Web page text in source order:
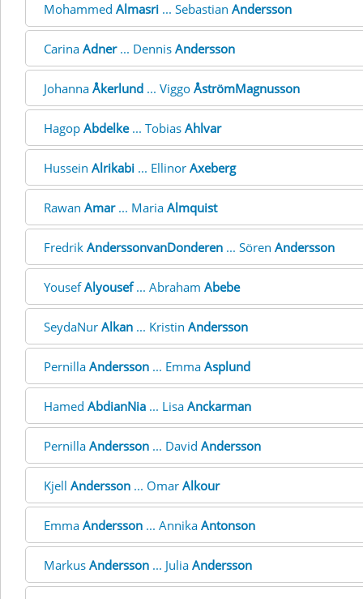
Mohammed Almasri ... Sebastian Andersson
Carina Adner... Dennis Andersson
Johanna Åkerlund ... Viggo ÅströmMagnusson
Hagop Abdelke... Tobias Ahlvar
Hussein Alrikabi ... Ellinor Axeberg
Rawan Amar... Maria Almquist
Fredrik AnderssonvanDonderen ... Sören Andersson
YousefAlyousef... Abraham Abebe
SeydaNur Alkan ... Kristin Andersson
Pernilla Andersson ... Emma Asplund
Hamed AbdianNia ... Lisa Anckarman
Pernilla Andersson ... David Andersson
Kjell Andersson ... Omar Alkour
Emma Andersson ... Annika Antonson
Markus Andersson ... Julia Andersson